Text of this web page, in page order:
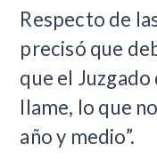
Respecto de
precisó que
que el
llame, lo que
año y medio”.